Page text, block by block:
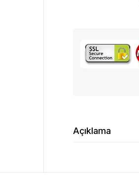
Açıklama